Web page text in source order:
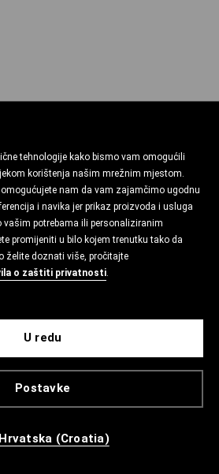
tehnologije kako bismo vam omogućili
korištenja našim mrežnim mjestom.
nam da vam zajamčimo ugodnu
i navika jer prikaz proizvoda i usluga
vašim potrebama ili personaliziranim
promijeniti u bilo kojem trenutku tako da
želite doznati više, pročitajte
o zaštiti privatnosti.
Postavke
U redu
Hrvatska (Croatia)